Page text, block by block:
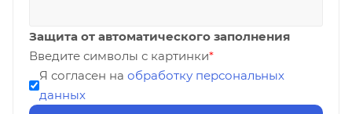
Защита от автоматического заполнения
Введите символы с картинки*
Я согласен на обработку персональных
данных